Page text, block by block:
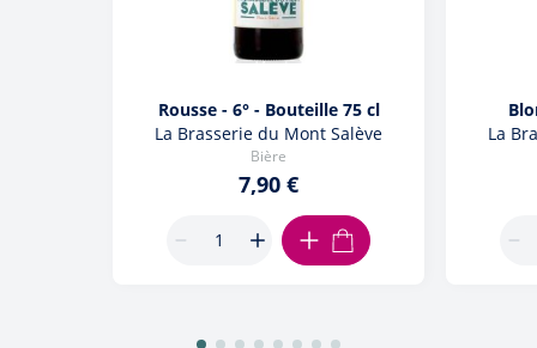
Rousse - 6° - Bouteille 75 cl
La Brasserie du Mont Salève
Bière
7,90 €
AJOUTER AU PANIER
La